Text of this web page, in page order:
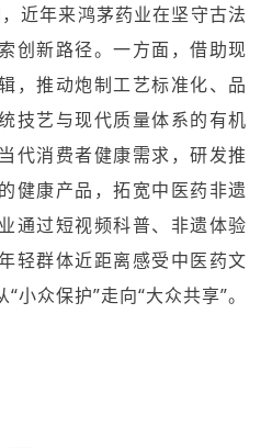
近年来鸿茅药业在坚守古法
创新路径。一方面，借助现
，推动炮制工艺标准化、品
技艺与现代质量体系的有机
代消费者健康需求，研发推
健康产品，拓宽中医药非遗
通过短视频科普、非遗体验
轻群体近距离感受中医药文
小众保护”走向“大众共享”。